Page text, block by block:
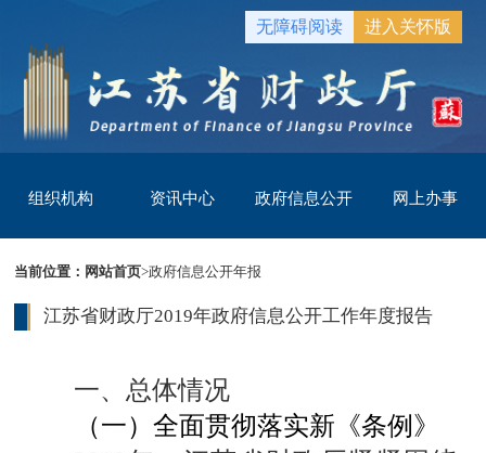
无障碍阅读 进入关怀版
组织机构 资讯中心 政府信息公开 网上办事
当前位置： 网站首页>政府信息公开年报
江苏省财政厅2019年政府信息公开工作年度报告
一、总体情况
（一）全面贯彻落实新《条例》